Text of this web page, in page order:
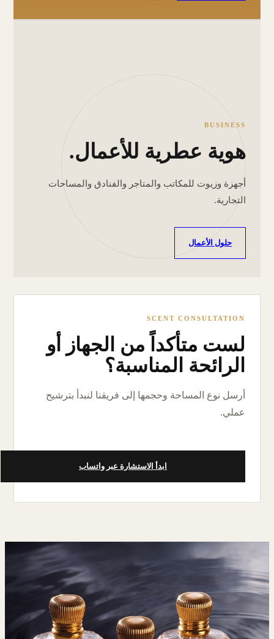
BUSINESS
هوية عطرية للأعمال.
أجهزة وزيوت للمكاتب والمتاجر والفنادق والمساحات
التجارية.
حلول الأعمال
SCENT CONSULTATION
لست متأكداً من الجهاز أو
الرائحة المناسبة؟
أرسل نوع المساحة وحجمها إلى فريقنا لنبدأ بترشيح
عملي.
ابدأ الاستشارة عبر واتساب